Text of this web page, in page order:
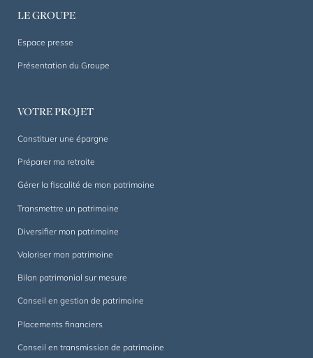
LE GROUPE
Espace presse
Présentation du Groupe
VOTRE PROJET
Constituer une épargne
Préparer ma retraite
Gérer la fiscalité de mon patrimoine
Transmettre un patrimoine
Diversifier mon patrimoine
Valoriser mon patrimoine
Bilan patrimonial sur mesure
Conseil en gestion de patrimoine
Placements financiers
Conseil en transmission de patrimoine